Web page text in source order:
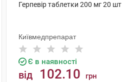
Герпевір таблетки 200 мг 20 шт
Київмедпрепарат
Є в наявності
від 102.10 грн